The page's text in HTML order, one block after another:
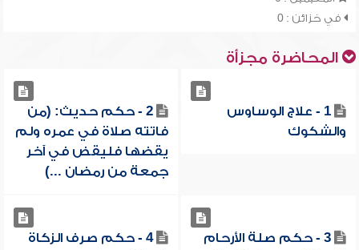
في خزائن : 0
المحاضرة مجزأة
1 - علاج الوساوس
والشكوك
2 - حكم حديث: (من
فاتته صلاة في عمره ولم
يقضها فليقض في آخر
جمعة من رمضان ...)
3 - حكم صلة الأرحام
4 - حكم صرف الزكاة